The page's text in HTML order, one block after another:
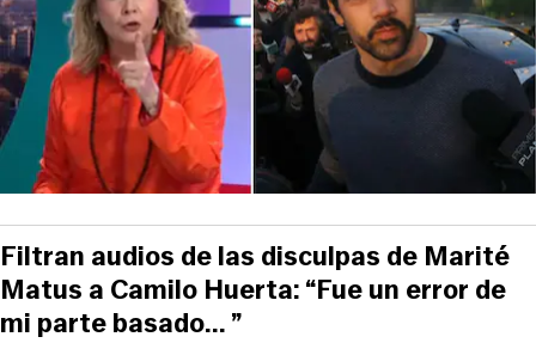
Filtran audios de las disculpas de Marité
Matus a Camilo Huerta: “Fue un error de
mi parte basado... ”